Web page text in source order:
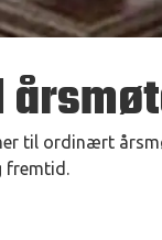
til ordinært
fremtid.